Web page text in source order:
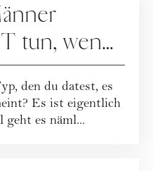
tun, wenn
verliebt
den du datest, es
Es ist eigentlich
geht es näml...